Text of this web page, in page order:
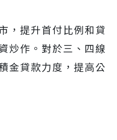
，提升首付比例和貸
炒作。對於三、四線
金貸款力度，提高公